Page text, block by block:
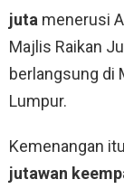
juta menerusi
Majlis Raikan
berlangsung di
Lumpur.
Kemenangan
jutawan